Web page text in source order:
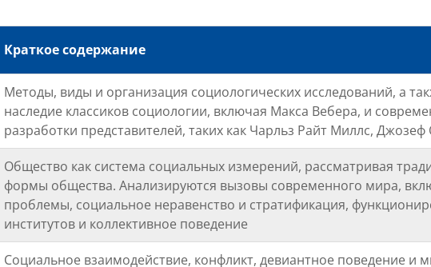
Краткое содержание
Методы, виды и организация социологических исследований, а
наследие классиков социологии, включая Макса Вебера, и
разработки представителей, таких как Чарльз Райт Миллс,
Общество как система социальных измерений, рассматривая
формы общества. Анализируются вызовы современного мира,
проблемы, социальное неравенство и стратификация,
институтов и коллективное поведение
Социальное взаимодействие, конфликт, девиантное поведение и